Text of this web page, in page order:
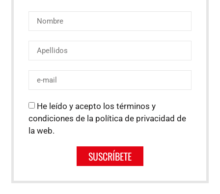
He leído y acepto los términos y
condiciones de la política de privacidad de
la web.
SUSCRÍBETE